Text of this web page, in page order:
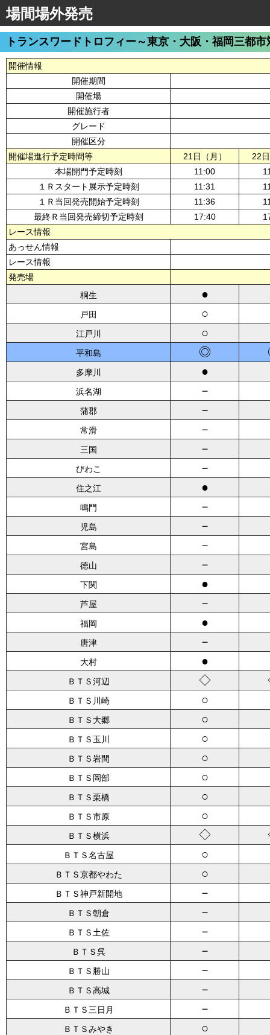
場間場外発売
トランスワードトロフィー～東京・大阪・福岡三都市
開催情報
開催期間
開催場
開催施行者
グレード
開催区分
開催場進行予定時間等
21日（月）
22
本場開門予定時刻
11:00
１Ｒスタート展示予定時刻
11:31
１Ｒ当回発売開始予定時刻
11:36
最終Ｒ当回発売締切予定時刻
17:40
レース情報
あっせん情報
レース情報
発売場
桐生
●
戸田 ○
江戸川 ○
平和島 ◎
多摩川 ●
浜名湖 －
蒲郡 －
常滑 －
三国 －
びわこ －
住之江 ●
鳴門 －
児島 －
宮島 －
徳山 －
下関 ●
芦屋 －
福岡 ●
唐津 －
大村 ●
ＢＴＳ河辺 ◇
ＢＴＳ川崎 ○
ＢＴＳ大郷 ○
ＢＴＳ玉川 ○
ＢＴＳ岩間 ○
ＢＴＳ岡部 ○
ＢＴＳ栗橋 ○
ＢＴＳ市原 ○
ＢＴＳ横浜 ◇
ＢＴＳ名古屋 ○
ＢＴＳ京都やわた ○
ＢＴＳ神戸新開地 －
ＢＴＳ朝倉 －
ＢＴＳ土佐 －
ＢＴＳ呉 －
ＢＴＳ勝山 －
ＢＴＳ高城 －
ＢＴＳ三日月 －
ＢＴＳみやき ○